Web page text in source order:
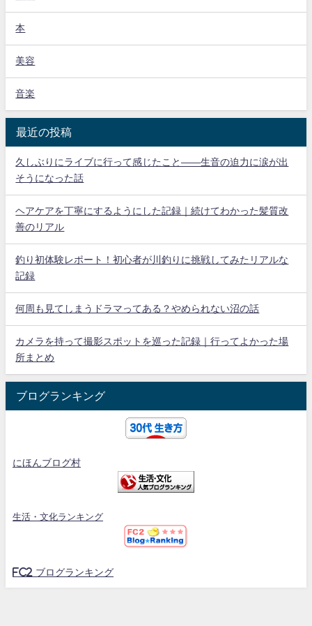
本
美容
音楽
最近の投稿
久しぶりにライブに行って感じたこと——生音の迫力に涙が出
そうになった話
ヘアケアを丁寧にするようにした記録｜続けてわかった髪質改
善のリアル
釣り初体験レポート！初心者が川釣りに挑戦してみたリアルな
記録
何周も見てしまうドラマってある？やめられない沼の話
カメラを持って撮影スポットを巡った記録｜行ってよかった場
所まとめ
ブログランキング
にほんブログ村
生活・文化ランキング
FC2 ブログランキング